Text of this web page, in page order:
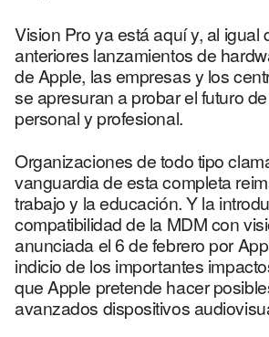
Vision Pro ya está aquí y, al igual
anteriores lanzamientos de
de Apple, las empresas y los
se apresuran a probar el futuro
personal y profesional.
Organizaciones de todo tipo
vanguardia de esta completa
trabajo y la educación. Y la
compatibilidad de la MDM con
anunciada el 6 de febrero por
indicio de los importantes
que Apple pretende hacer
avanzados dispositivos